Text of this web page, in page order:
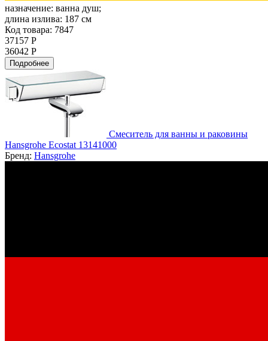
назначение: ванна душ;
длина излива: 187 см
Код товара: 7847
37157 Р
36042 Р
Подробнее
Смеситель для ванны и раковины
Hansgrohe Ecostat 13141000
Бренд: Hansgrohe